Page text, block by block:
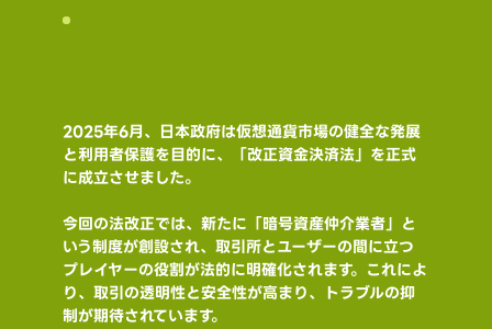
2025年6月、日本政府は仮想通貨市場の健全な発展
と利用者保護を目的に、「改正資金決済法」を正式
に成立させました。
今回の法改正では、新たに「暗号資産仲介業者」と
いう制度が創設され、取引所とユーザーの間に立つ
プレイヤーの役割が法的に明確化されます。これによ
り、取引の透明性と安全性が高まり、トラブルの抑
制が期待されています。